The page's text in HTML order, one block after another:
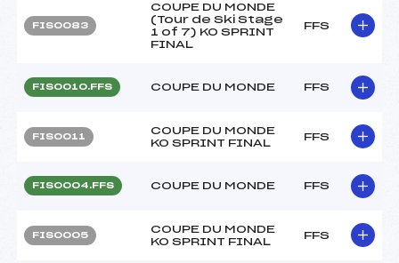
FIS0083
COUPE DU MONDE
(Tour de Ski Stage
1 of 7) KO SPRINT
FINAL
FFS
FIS0010.FFS COUPE DU MONDE FFS
FIS0011
COUPE DU MONDE
KO SPRINT FINAL
FFS
FIS0004.FFS COUPE DU MONDE FFS
FIS0005
COUPE DU MONDE
KO SPRINT FINAL
FFS